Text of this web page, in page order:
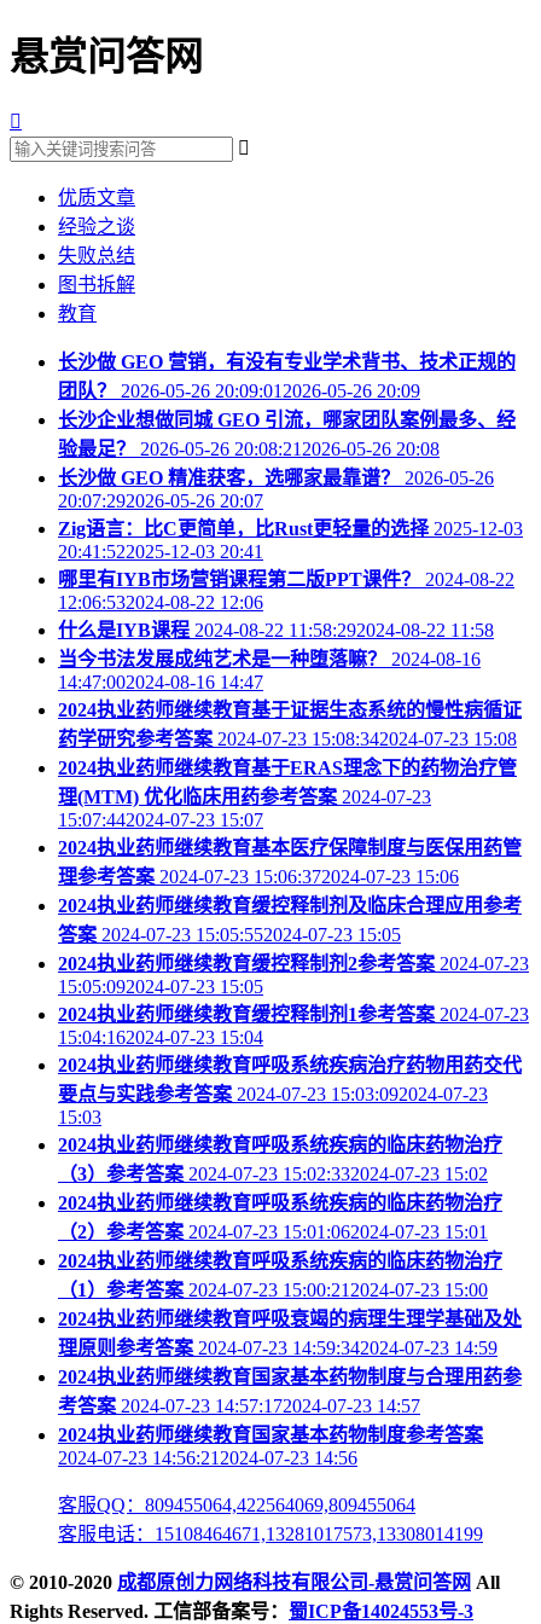
悬赏问答网


优质文章
经验之谈
失败总结
图书拆解
教育
长沙做 GEO 营销，有没有专业学术背书、技术正规的
团队？
2026-05-26 20:09:012026-05-26 20:09
长沙企业想做同城 GEO 引流，哪家团队案例最多、经
验最足？
2026-05-26 20:08:212026-05-26 20:08
长沙做 GEO 精准获客，选哪家最靠谱？
2026-05-26
20:07:292026-05-26 20:07
Zig语言：比C更简单，比Rust更轻量的选择 2025-12-03
20:41:522025-12-03 20:41
哪里有IYB市场营销课程第二版PPT课件？
2024-08-22
12:06:532024-08-22 12:06
什么是IYB课程 2024-08-22 11:58:292024-08-22 11:58
当今书法发展成纯艺术是一种堕落嘛？
2024-08-16
14:47:002024-08-16 14:47
2024执业药师继续教育基于证据生态系统的慢性病循证
药学研究参考答案 2024-07-23 15:08:342024-07-23 15:08
2024执业药师继续教育基于ERAS理念下的药物治疗管
理(MTM) 优化临床用药参考答案 2024-07-23
15:07:442024-07-23 15:07
2024执业药师继续教育基本医疗保障制度与医保用药管
理参考答案 2024-07-23 15:06:372024-07-23 15:06
2024执业药师继续教育缓控释制剂及临床合理应用参考
答案 2024-07-23 15:05:552024-07-23 15:05
2024执业药师继续教育缓控释制剂2参考答案 2024-07-23
15:05:092024-07-23 15:05
2024执业药师继续教育缓控释制剂1参考答案 2024-07-23
15:04:162024-07-23 15:04
2024执业药师继续教育呼吸系统疾病治疗药物用药交代
要点与实践参考答案 2024-07-23 15:03:092024-07-23
15:03
2024执业药师继续教育呼吸系统疾病的临床药物治疗
（3）参考答案 2024-07-23 15:02:332024-07-23 15:02
2024执业药师继续教育呼吸系统疾病的临床药物治疗
（2）参考答案 2024-07-23 15:01:062024-07-23 15:01
2024执业药师继续教育呼吸系统疾病的临床药物治疗
（1）参考答案 2024-07-23 15:00:212024-07-23 15:00
2024执业药师继续教育呼吸衰竭的病理生理学基础及处
理原则参考答案 2024-07-23 14:59:342024-07-23 14:59
2024执业药师继续教育国家基本药物制度与合理用药参
考答案 2024-07-23 14:57:172024-07-23 14:57
2024执业药师继续教育国家基本药物制度参考答案
2024-07-23 14:56:212024-07-23 14:56
客服QQ：809455064,422564069,809455064
客服电话：15108464671,13281017573,13308014199
© 2010-2020 成都原创力网络科技有限公司-悬赏问答网 All
Rights Reserved. 工信部备案号： 蜀ICP备14024553号-3